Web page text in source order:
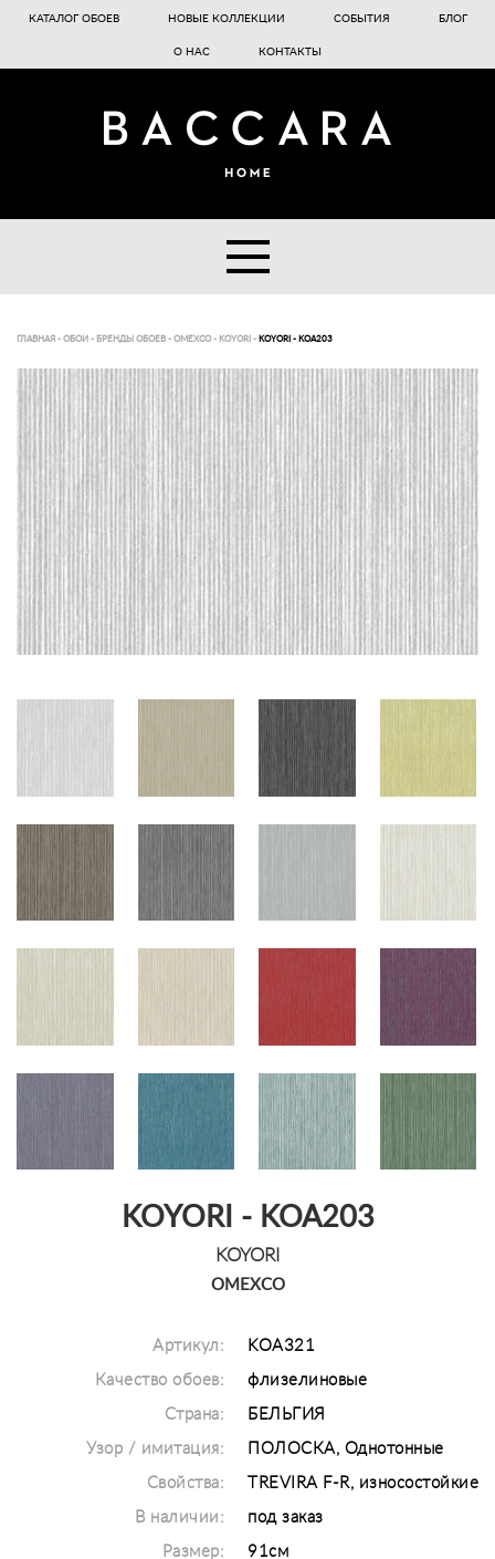
КАТАЛОГ ОБОЕВ НОВЫЕ КОЛЛЕКЦИИ СОБЫТИЯ БЛОГ
О НАС КОНТАКТЫ
ГЛАВНАЯ - ОБОИ - БРЕНДЫ ОБОЕВ - OMEXCO- KOYORI - KOYORI - KOA203
KOYORI - KOA203
KOYORI
OMEXCO
Артикул: KOA321
Качество обоев: флизелиновые
Страна: БЕЛЬГИЯ
Узор / имитация: ПОЛОСКА, Однотонные
Свойства: TREVIRA F-R, износостойкие
В наличии: под заказ
Размер: 91см